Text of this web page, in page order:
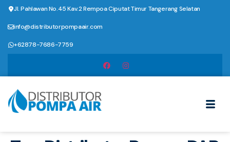
Jl. Pahlawan No.45 Kav.2 Rempoa Ciputat Timur Tangerang Selatan
info@distributorpompaair.com
+62878-7686-7759